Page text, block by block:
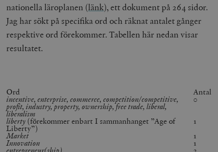
nationella läroplanen (länk), ett dokument på 264 sidor.
Jag har sökt på specifika ord och räknat antalet gånger
respektive ord förekommer. Tabellen här nedan visar
resultatet.
Ord Antal
incentive, enterprise, commerce, competition/competitive,
profit, industry, property, ownership, free trade, liberal,
liberalism
0
liberty (förekommer enbart I sammanhanget ”Age of
Liberty”)
1
Market
1
Innovation 1